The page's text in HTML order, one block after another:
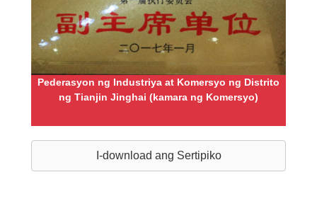
Pederasyon ng Industriya at Komersyo ng Distrito
ng Tianjin Jinghai (kamara ng Komersyo)
I-download ang Sertipiko